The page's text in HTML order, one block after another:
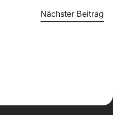
Nächster Beitrag